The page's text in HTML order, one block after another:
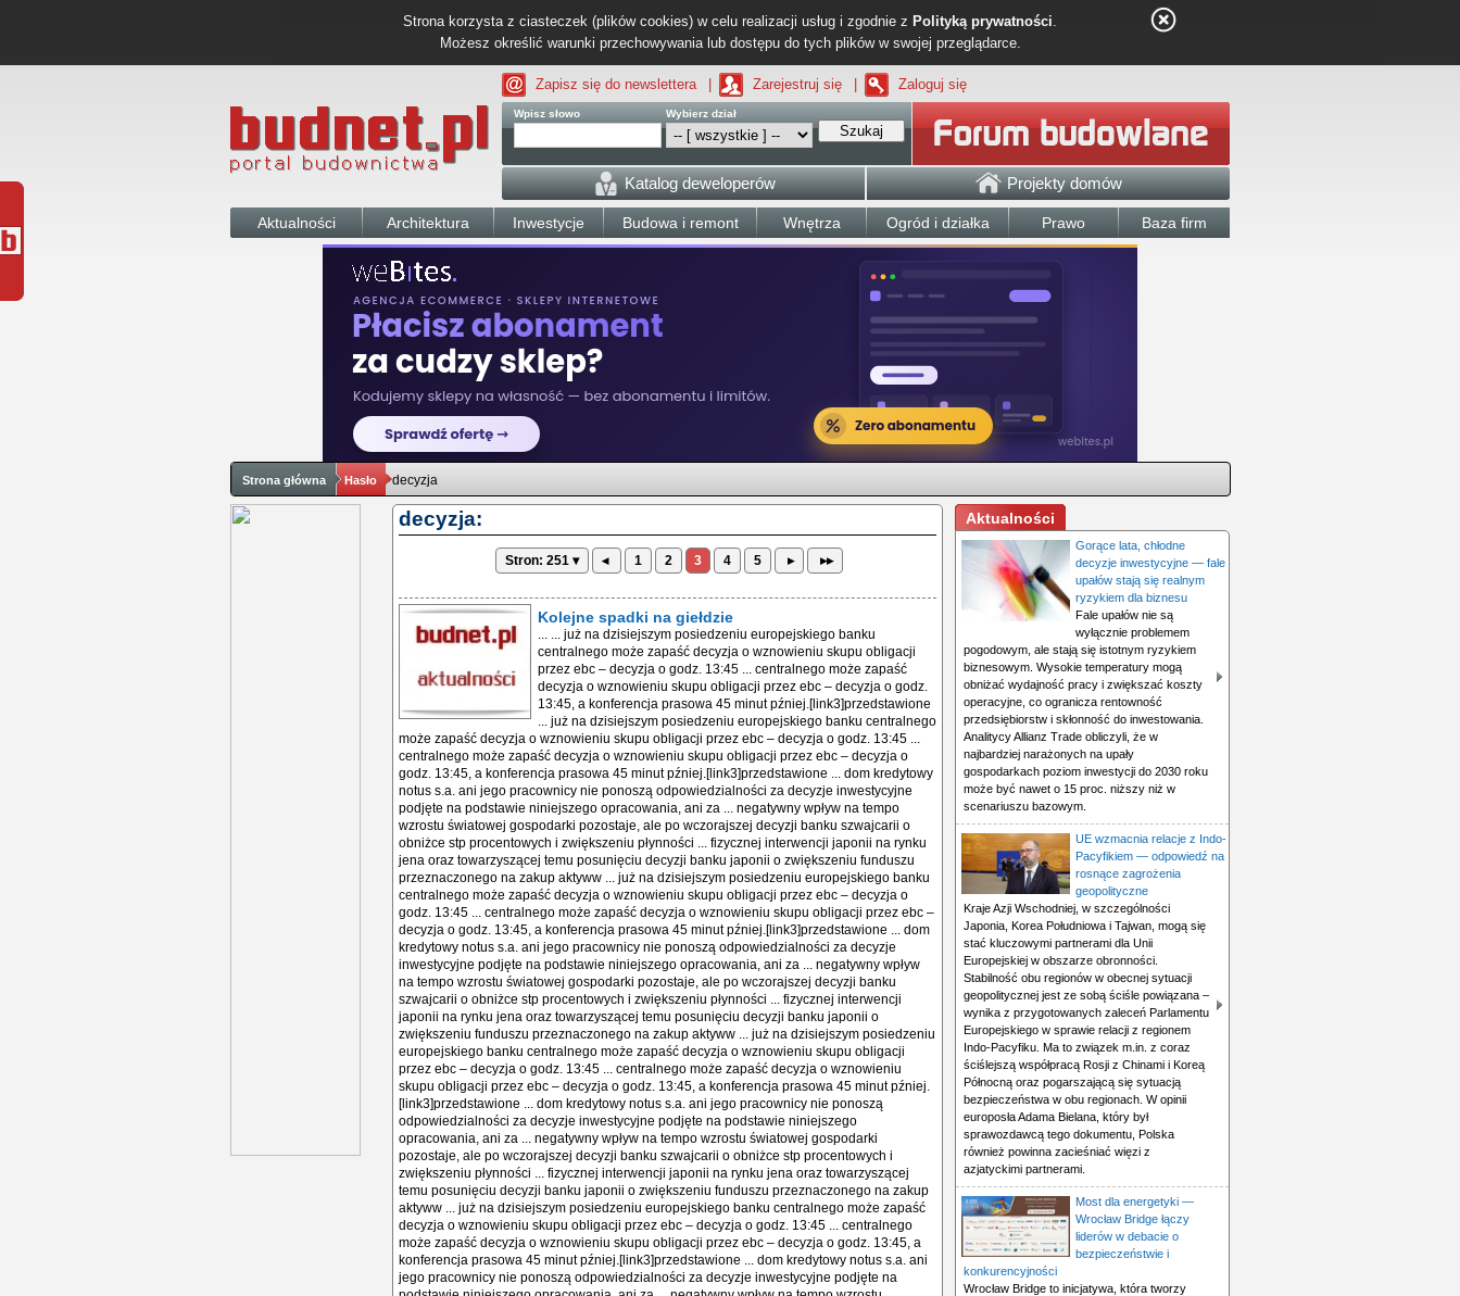
Strona korzysta z ciasteczek (plików cookies) w celu realizacji usług i zgodnie z Polityką prywatności.
Możesz określić warunki przechowywania lub dostępu do tych plików w swojej przeglądarce.
Zapisz się do newslettera Zarejestruj się Zaloguj się
Wpisz słowo Wybierz dział
Szukaj
Katalog deweloperów Projekty domów
Aktualności Architektura Inwestycje Budowa i remont Wnętrza Ogród i działka Prawo Baza firm
Strona główna Hasło decyzja
decyzja:
Stron: 251 ▾ ◂ 1 2 3 4 5 ▸ ▸▸
Kolejne spadki na giełdzie
... ... już na dzisiejszym posiedzeniu europejskiego banku centralnego może zapaść decyzja o wznowieniu skupu obligacji przez ebc – decyzja o godz. 13:45 ... centralnego może zapaść decyzja o wznowieniu skupu obligacji przez ebc – decyzja o godz. 13:45, a konferencja prasowa 45 minut pźniej.[link3]przedstawione ... już na dzisiejszym posiedzeniu europejskiego banku centralnego może zapaść decyzja o wznowieniu skupu obligacji przez ebc – decyzja o godz. 13:45 ... centralnego może zapaść decyzja o wznowieniu skupu obligacji przez ebc – decyzja o godz. 13:45, a konferencja prasowa 45 minut pźniej.[link3]przedstawione ... dom kredytowy notus s.a. ani jego pracownicy nie ponoszą odpowiedzialności za decyzje inwestycyjne podjęte na podstawie niniejszego opracowania, ani za ... negatywny wpływ na tempo wzrostu światowej gospodarki pozostaje, ale po wczorajszej decyzji banku szwajcarii o obniżce stp procentowych i zwiększeniu płynności ... fizycznej interwencji japonii na rynku jena oraz towarzyszącej temu posunięciu decyzji banku japonii o zwiększeniu funduszu przeznaczonego na zakup aktyww ... już na dzisiejszym posiedzeniu europejskiego banku centralnego może zapaść decyzja o wznowieniu skupu obligacji przez ebc – decyzja o godz. 13:45 ... centralnego może zapaść decyzja o wznowieniu skupu obligacji przez ebc – decyzja o godz. 13:45, a konferencja prasowa 45 minut pźniej.[link3]przedstawione ... dom kredytowy notus s.a. ani jego pracownicy nie ponoszą odpowiedzialności za decyzje inwestycyjne podjęte na podstawie niniejszego opracowania, ani za ... negatywny wpływ na tempo wzrostu światowej gospodarki pozostaje, ale po wczorajszej decyzji banku szwajcarii o obniżce stp procentowych i zwiększeniu płynności ... fizycznej interwencji japonii na rynku jena oraz towarzyszącej temu posunięciu decyzji banku japonii o zwiększeniu funduszu przeznaczonego na zakup aktyww ... już na dzisiejszym posiedzeniu europejskiego banku centralnego może zapaść decyzja o wznowieniu skupu obligacji przez ebc – decyzja o godz. 13:45 ... centralnego może zapaść decyzja o wznowieniu skupu obligacji przez ebc – decyzja o godz. 13:45, a konferencja prasowa 45 minut pźniej.[link3]przedstawione ... dom kredytowy notus s.a. ani jego pracownicy nie ponoszą odpowiedzialności za decyzje inwestycyjne podjęte na podstawie niniejszego opracowania, ani za ... negatywny wpływ na tempo wzrostu światowej gospodarki pozostaje, ale po wczorajszej decyzji banku szwajcarii o obniżce stp procentowych i zwiększeniu płynności ... fizycznej interwencji japonii na rynku jena oraz towarzyszącej temu posunięciu decyzji banku japonii o zwiększeniu funduszu przeznaczonego na zakup aktyww ... już na dzisiejszym posiedzeniu europejskiego banku centralnego może zapaść decyzja o wznowieniu skupu obligacji przez ebc – decyzja o godz. 13:45 ... centralnego może zapaść decyzja o wznowieniu skupu obligacji przez ebc – decyzja o godz. 13:45, a konferencja prasowa 45 minut pźniej.[link3]przedstawione ... dom kredytowy notus s.a. ani jego pracownicy nie ponoszą odpowiedzialności za decyzje inwestycyjne podjęte na podstawie niniejszego opracowania, ani za ... negatywny wpływ na tempo wzrostu światowej gospodarki pozostaje, ale po wczorajszej decyzji banku szwajcarii o obniżce stp procentowych i zwiększeniu płynności ... fizycznej interwencji japonii na rynku jena oraz towarzyszącej temu posunięciu decyzji banku japonii o zwiększeniu funduszu przeznaczonego na zakup aktyww ... już na dzisiejszym posiedzeniu europejskiego banku centralnego może zapaść decyzja o wznowieniu skupu obligacji przez ebc – decyzja o godz. 13:45 ... centralnego może zapaść decyzja o wznowieniu skupu obligacji przez ebc – decyzja o godz. 13:45, a konferencja prasowa 45 minut pźniej.[link3]przedstawione ... dom kredytowy notus s.a. ani jego pracownicy nie ponoszą odpowiedzialności za decyzje inwestycyjne podjęte na podstawie niniejszego opracowania, ani za ... negatywny wpływ na tempo wzrostu światowej gospodarki pozostaje, ale po wczorajszej decyzji banku szwajcarii o obniżce stp procentowych i zwiększeniu płynności ... fizycznej interwencji japonii na rynku jena oraz towarzyszącej temu posunięciu decyzji banku japonii o zwiększeniu funduszu przeznaczonego na zakup aktyww ... już na dzisiejszym posiedzeniu europejskiego banku centralnego może zapaść decyzja o wznowieniu skupu obligacji przez ebc – decyzja o godz. 13:45 ... centralnego może zapaść decyzja o wznowieniu skupu obligacji przez ebc – decyzja o godz. 13:45, a konferencja prasowa 45 minut pźniej.[link3]przedstawione ... dom kredytowy notus s.a. ani jego pracownicy nie ponoszą odpowiedzialności za decyzje inwestycyjne podjęte na podstawie niniejszego opracowania, ani za ... negatywny wpływ na tempo wzrostu światowej gospodarki pozostaje, ale po wczorajszej decyzji banku szwajcarii o obniżce stp procentowych i zwiększeniu płynności ... fizycznej interwencji japonii na rynku jena oraz towarzyszącej temu posunięciu decyzji banku japonii o zwiększeniu funduszu przeznaczonego na zakup aktyww ... już na dzisiejszym posiedzeniu europejskiego banku centralnego może zapaść decyzja o wznowieniu skupu obligacji przez ebc – decyzja o godz. 13:45 ... centralnego może zapaść decyzja o wznowieniu skupu obligacji przez ebc – decyzja o godz. 13:45, a konferencja prasowa 45 minut pźniej.[link3]przedstawione ... dom kredytowy notus s.a. ani jego pracownicy nie ponoszą odpowiedzialności za decyzje inwestycyjne podjęte na podstawie niniejszego opracowania, ani za ... negatywny wpływ na tempo wzrostu światowej gospodarki pozostaje, ale po wczorajszej decyzji banku szwajcarii o obniżce stp procentowych i zwiększeniu płynności ... fizycznej interwencji japonii na rynku jena oraz towarzyszącej temu posunięciu decyzji banku japonii o zwiększeniu funduszu przeznaczonego na zakup aktyww ... już na dzisiejszym posiedzeniu europejskiego banku centralnego może zapaść decyzja o wznowieniu skupu obligacji przez ebc – decyzja o godz. 13:45 ... centralnego może zapaść decyzja o wznowieniu skupu obligacji przez ebc – decyzja o godz. 13:45, a konferencja prasowa 45 minut pźniej.[link3]przedstawione ... dom kredytowy notus s.a. ani jego pracownicy nie ponoszą odpowiedzialności za decyzje inwestycyjne podjęte na podstawie niniejszego opracowania, ani za ... negatywny wpływ na tempo wzrostu światowej gospodarki pozostaje, ale po wczorajszej decyzji banku szwajcarii o obniżce stp procentowych i zwiększeniu płynności ... fizycznej interwencji japonii na rynku jena oraz towarzyszącej temu posunięciu decyzji banku japonii o zwiększeniu funduszu przeznaczonego na zakup aktyww ... już na dzisiejszym posiedzeniu europejskiego banku centralnego może zapaść decyzja o wznowieniu skupu obligacji przez ebc – decyzja o godz. 13:45 ... centralnego może zapaść decyzja o wznowieniu skupu obligacji przez ebc – decyzja o godz. 13:45, a konferencja prasowa 45 minut pźniej.[link3]przedstawione ... dom kredytowy notus s.a. ani jego pracownicy nie ponoszą odpowiedzialności za decyzje inwestycyjne podjęte na podstawie niniejszego opracowania, ani za ... negatywny wpływ na tempo wzrostu światowej gospodarki pozostaje, ale po wczorajszej decyzji banku szwajcarii o obniżce stp procentowych i zwiększeniu płynności ... fizycznej interwencji japonii na rynku jena oraz towarzyszącej temu posunięciu decyzji banku japonii o zwiększeniu funduszu przeznaczonego na zakup aktyww ... już na dzisiejszym posiedzeniu europejskiego banku centralnego może zapaść decyzja o wznowieniu skupu obligacji przez ebc – decyzja o godz. 13:45 ... centralnego może zapaść decyzja o wznowieniu skupu obligacji przez ebc – decyzja o godz. 13:45, a konferencja prasowa 45 minut pźniej.[link3]przedstawione ... dom kredytowy notus s.a. ani jego pracownicy nie ponoszą odpowiedzialności za decyzje inwestycyjne podjęte na podstawie niniejszego opracowania, ani za ... negatywny wpływ na tempo wzrostu światowej gospodarki pozostaje, ale po wczorajszej decyzji banku szwajcarii o obniżce stp procentowych i zwiększeniu płynności ... fizycznej interwencji japonii na rynku jena oraz towarzyszącej temu posunięciu decyzji banku japonii o zwiększeniu funduszu przeznaczonego na zakup aktyww ... już na dzisiejszym posiedzeniu europejskiego banku centralnego może zapaść decyzja o wznowieniu skupu obligacji przez ebc – decyzja o godz. 13:45 ... centralnego może zapaść decyzja o wznowieniu skupu obligacji przez ebc – decyzja o godz. 13:45, a konferencja prasowa 45 minut pźniej.[link3]przedstawione ... dom kredytowy notus s.a. ani jego pracownicy nie ponoszą odpowiedzialności za decyzje inwestycyjne podjęte na podstawie niniejszego opracowania, ani za ... negatywny wpływ na tempo wzrostu światowej gospodarki pozostaje, ale po wczorajszej decyzji banku szwajcarii o obniżce stp procentowych i zwiększeniu płynności ... fizycznej interwencji japonii na rynku jena oraz towarzyszącej temu posunięciu decyzji banku japonii o zwiększeniu funduszu przeznaczonego na zakup aktyww ... już na dzisiejszym posiedzeniu europejskiego banku centralnego może zapaść decyzja o wznowieniu skupu obligacji przez ebc – decyzja o godz. 13:45 ... centralnego może zapaść decyzja o wznowieniu skupu obligacji przez ebc – decyzja o godz. 13:45, a konferencja prasowa 45 minut pźniej.[link3]przedstawione ... dom kredytowy notus s.a. ani jego pracownicy nie ponoszą odpowiedzialności za decyzje inwestycyjne podjęte na podstawie niniejszego opracowania, ani za ... negatywny wpływ na tempo wzrostu światowej gospodarki pozostaje, ale po wczorajszej decyzji banku szwajcarii o obniżce stp procentowych i zwiększeniu płynności ... fizycznej interwencji japonii na rynku jena oraz towarzyszącej temu posunięciu decyzji banku japonii o zwiększeniu funduszu przeznaczonego na zakup aktyww ... już na dzisiejszym posiedzeniu europejskiego banku centralnego może zapaść decyzja o wznowieniu skupu obligacji przez ebc – decyzja o godz. 13:45 ... centralnego może zapaść decyzja o wznowieniu skupu obligacji przez ebc – dec
Aktualności
Gorące lata, chłodne
decyzje inwestycyjne — fale
upałów stają się realnym
ryzykiem dla biznesu
Fale upałów nie są
wyłącznie problemem
pogodowym, ale stają się istotnym ryzykiem
biznesowym. Wysokie temperatury mogą
obniżać wydajność pracy i zwiększać koszty
operacyjne, co ogranicza rentowność
przedsiębiorstw i skłonność do inwestowania.
Analitycy Allianz Trade obliczyli, że w
najbardziej narażonych na upały
gospodarkach poziom inwestycji do 2030 roku
może być nawet o 15 proc. niższy niż w
scenariuszu bazowym.
UE wzmacnia relacje z Indo-
Pacyfikiem — odpowiedź na
rosnące zagrożenia
geopolityczne
Kraje Azji Wschodniej, w szczególności
Japonia, Korea Południowa i Tajwan, mogą się
stać kluczowymi partnerami dla Unii
Europejskiej w obszarze obronności.
Stabilność obu regionów w obecnej sytuacji
geopolitycznej jest ze sobą ściśle powiązana –
wynika z przygotowanych zaleceń Parlamentu
Europejskiego w sprawie relacji z regionem
Indo-Pacyfiku. Ma to związek m.in. z coraz
ściślejszą współpracą Rosji z Chinami i Koreą
Północną oraz pogarszającą się sytuacją
bezpieczeństwa w obu regionach. W opinii
europosła Adama Bielana, który był
sprawozdawcą tego dokumentu, Polska
również powinna zacieśniać więzi z
azjatyckimi partnerami.
Most dla energetyki —
Wrocław Bridge łączy
liderów w debacie o
bezpieczeństwie i
konkurencyjności
Wrocław Bridge to inicjatywa, która tworzy